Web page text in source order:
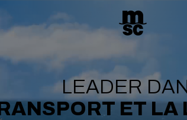
LEADER
ET LA